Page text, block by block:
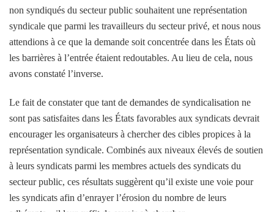
non syndiqués du secteur public souhaitent une représentation
syndicale que parmi les travailleurs du secteur privé, et nous nous
attendions à ce que la demande soit concentrée dans les États où
les barrières à l’entrée étaient redoutables. Au lieu de cela, nous
avons constaté l’inverse.
Le fait de constater que tant de demandes de syndicalisation ne
sont pas satisfaites dans les États favorables aux syndicats devrait
encourager les organisateurs à chercher des cibles propices à la
représentation syndicale. Combinés aux niveaux élevés de soutien
à leurs syndicats parmi les membres actuels des syndicats du
secteur public, ces résultats suggèrent qu’il existe une voie pour
les syndicats afin d’enrayer l’érosion du nombre de leurs